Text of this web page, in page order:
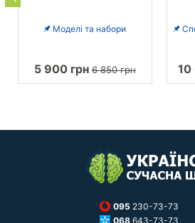
Моделі та набори
5 900 грн 6 850 грн 10
095 230-73-73
068 643-73-73